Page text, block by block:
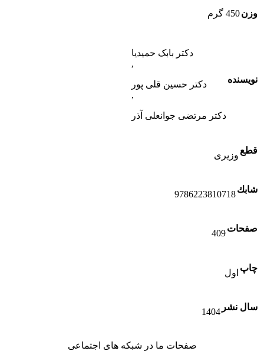
وزن450 گرم
نویسنده
دکتر بابک حمیدیا
,
دکتر حسین قلی پور
,
دکتر مرتضی جوانعلی آذر
قطع وزیری
شابك9786223810718
صفحات409
چاپ اول
سال نشر 1404
صفحات ما در شبکه های اجتماعی